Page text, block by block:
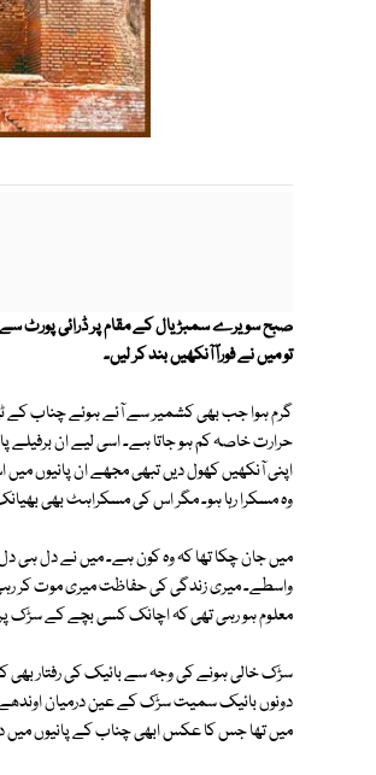
صبح سویرے سمبڑیال کے مقام پر ڈرائی پورٹ
تو میں نے فوراً آنکھیں بند کر لیں۔
گرم ہوا جب بھی کشمیر سے آئے ہوئے چناب کے
حرارت خاصہ کم ہو جاتا ہے۔ اسی لیے ان
اپنی آنکھیں کھول دیں تبھی مجھے ان پانیوں
وہ مسکرا رہا ہو۔ مگر اس کی مسکراہٹ بھی
میں جان چکا تھا کہ وہ کون ہے۔ میں نے دل ہی
واسطے۔ میری زندگی کی حفاظت میری موت کر
معلوم ہو رہی تھی کہ اچانک کسی بچے کے سڑک
سڑک خالی ہونے کی وجہ سے بائیک کی رفتار بھی
دونوں بائیک سمیت سڑک کے عین درمیان اوندھے
میں تھا جس کا عکس ابھی چناب کے پانیوں میں